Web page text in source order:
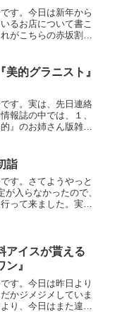
す。今日は新年から
るお店について書こ
がこちらの赤坂割
お店であるにも関わ
ランチ料...
美的グラニスト』
す。実は、先日連絡
報誌の中では、１、
』のお姉さん版雑誌
うとみんなには読者
...
詣
す。さてようやっと
が入らなかったので、
って来ました。実
でいた...
アイスが貰える
ン』
す。今日は昨日より
かジメジメしていま
り、今日はまた違う